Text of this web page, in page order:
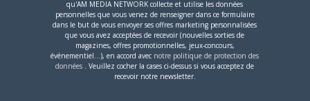
CONTENU SPONSORISÉ
qu'AM MEDIA NETWORK collecte et utilise les données
personnelles que vous venez de renseigner dans ce formulaire
dans le but de vous envoyer ses offres marketing personnalisées
que vous avez acceptées de recevoir (nouvelles sorties de
magazines, offres promotionnelles, jeux-concours,
événementiel...), en accord avec notre politique de protection des
données . Veuillez cocher la cases ci-dessus si vous acceptez de
recevoir notre newsletter.